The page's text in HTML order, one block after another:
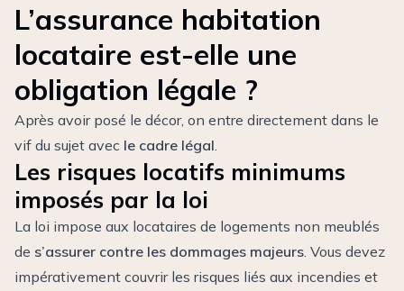
L’assurance habitation
locataire est-elle une
obligation légale ?
Après avoir posé le décor, on entre directement dans le
vif du sujet avec le cadre légal
Les risques locatifs minimums
imposés par la loi
La loi impose aux locataires de logements non meublés
de s’assurer contre les dommages majeurs . Vous devez
impérativement couvrir les risques liés aux incendies et